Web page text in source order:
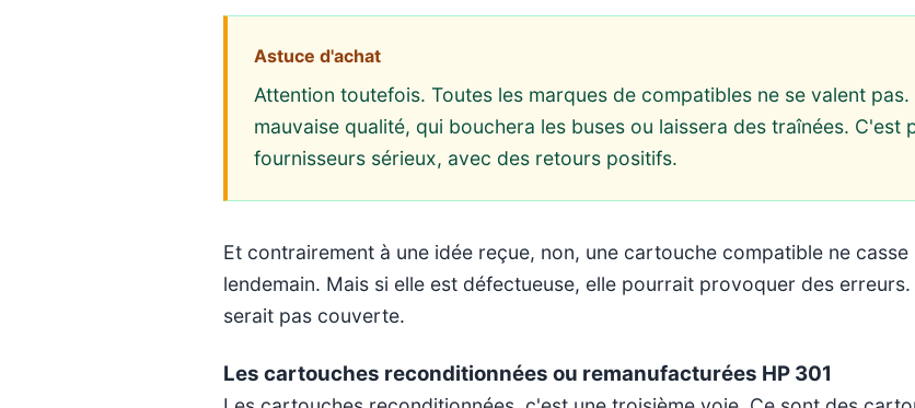
Astuce d'achat
Attention toutefois. Toutes les marques de compatibles ne se valent
mauvaise qualité, qui bouchera les buses ou laissera des traînées. C'est
fournisseurs sérieux, avec des retours positifs.
Et contrairement à une idée reçue, non, une cartouche compatible ne
lendemain. Mais si elle est défectueuse, elle pourrait provoquer des
serait pas couverte.
Les cartouches reconditionnées ou remanufacturées HP 301